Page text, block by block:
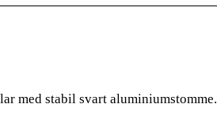
med stabil svart aluminiumstomme.